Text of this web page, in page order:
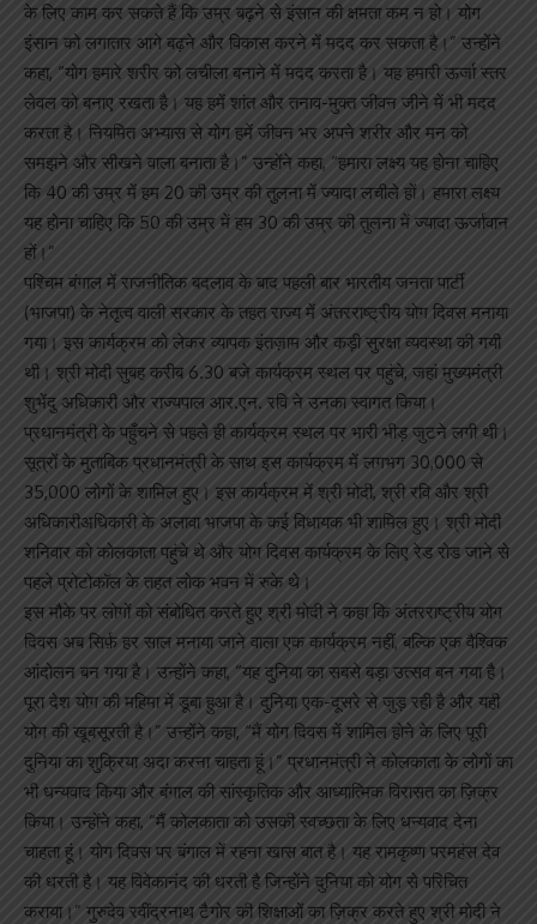
के लिए काम कर सकते हैं कि उम्र बढ़ने से इंसान की क्षमता कम न हो। योग
इंसान को लगातार आगे बढ़ने और विकास करने में मदद कर सकता है।” उन्होंने
कहा, “योग हमारे शरीर को लचीला बनाने में मदद करता है। यह हमारी ऊर्जा स्तर
लेवल को बनाए रखता है। यह हमें शांत और तनाव-मुक्त जीवन जीने में भी मदद
करता है। नियमित अभ्यास से योग हमें जीवन भर अपने शरीर और मन को
समझने और सीखने वाला बनाता है।” उन्होंने कहा, “हमारा लक्ष्य यह होना चाहिए
कि 40 की उम्र में हम 20 की उम्र की तुलना में ज्यादा लचीले हों। हमारा लक्ष्य
यह होना चाहिए कि 50 की उम्र में हम 30 की उम्र की तुलना में ज्यादा ऊर्जावान
हों।”
पश्चिम बंगाल में राजनीतिक बदलाव के बाद पहली बार भारतीय जनता पार्टी
(भाजपा) के नेतृत्व वाली सरकार के तहत राज्य में अंतरराष्ट्रीय योग दिवस मनाया
गया। इस कार्यक्रम को लेकर व्यापक इंतज़ाम और कड़ी सुरक्षा व्यवस्था की गयी
थी। श्री मोदी सुबह करीब 6.30 बजे कार्यक्रम स्थल पर पहुंचे, जहां मुख्यमंत्री
शुभेंदु अधिकारी और राज्यपाल आर.एन. रवि ने उनका स्वागत किया।
प्रधानमंत्री के पहुँचने से पहले ही कार्यक्रम स्थल पर भारी भीड़ जुटने लगी थी।
सूत्रों के मुताबिक प्रधानमंत्री के साथ इस कार्यक्रम में लगभग 30,000 से
35,000 लोगों के शामिल हुए। इस कार्यक्रम में श्री मोदी, श्री रवि और श्री
अधिकारीअधिकारी के अलावा भाजपा के कई विधायक भी शामिल हुए। श्री मोदी
शनिवार को कोलकाता पहुंचे थे और योग दिवस कार्यक्रम के लिए रेड रोड जाने से
पहले प्रोटोकॉल के तहत लोक भवन में रुके थे।
इस मौके पर लोगों को संबोधित करते हुए श्री मोदी ने कहा कि अंतरराष्ट्रीय योग
दिवस अब सिर्फ़ हर साल मनाया जाने वाला एक कार्यक्रम नहीं, बल्कि एक वैश्विक
आंदोलन बन गया है। उन्होंने कहा, “यह दुनिया का सबसे बड़ा उत्सव बन गया है।
पूरा देश योग की महिमा में डूबा हुआ है। दुनिया एक-दूसरे से जुड़ रही है और यही
योग की खूबसूरती है।” उन्होंने कहा, “मैं योग दिवस में शामिल होने के लिए पूरी
दुनिया का शुक्रिया अदा करना चाहता हूं।” प्रधानमंत्री ने कोलकाता के लोगों का
भी धन्यवाद किया और बंगाल की सांस्कृतिक और आध्यात्मिक विरासत का ज़िक्र
किया। उन्होंने कहा, “मैं कोलकाता को उसकी स्वच्छता के लिए धन्यवाद देना
चाहता हूं। योग दिवस पर बंगाल में रहना खास बात है। यह रामकृष्ण परमहंस देव
की धरती है। यह विवेकानंद की धरती है जिन्होंने दुनिया को योग से परिचित
कराया।” गुरुदेव रवींद्रनाथ टैगोर की शिक्षाओं का ज़िक्र करते हुए श्री मोदी ने